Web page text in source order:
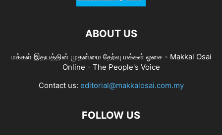
ABOUT US
மக்கள் இதயத்தின் முதன்மை தேர்வு மக்கள் ஓசை - Makkal Osai
Online - The People's Voice
Contact us: editorial@makkalosai.com.my
FOLLOW US